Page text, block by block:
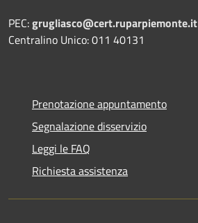
PEC:grugliasco@cert.ruparpiemonte.it
Centralino Unico: 011 40131
Prenotazione appuntamento
Segnalazione disservizio
Leggi le FAQ
Richiesta assistenza